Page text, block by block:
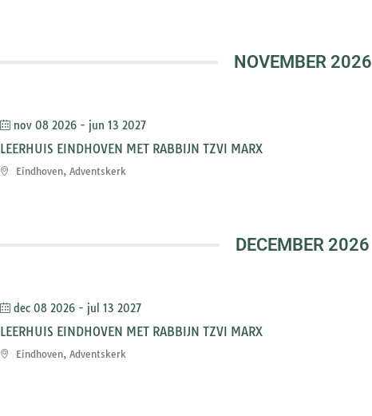
NOVEMBER 2026
nov 08 2026 - jun 13 2027
LEERHUIS EINDHOVEN MET RABBIJN TZVI MARX
Eindhoven, Adventskerk
DECEMBER 2026
dec 08 2026 - jul 13 2027
LEERHUIS EINDHOVEN MET RABBIJN TZVI MARX
Eindhoven, Adventskerk